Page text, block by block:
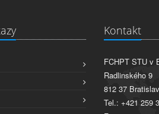
Kontakt
FCHPT STU v
Radlinského 9
812 37
Tel.: +421 259